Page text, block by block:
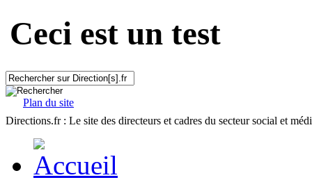
Ceci est un test
Plan du site
Directions.fr : Le site des directeurs et cadres du secteur social et